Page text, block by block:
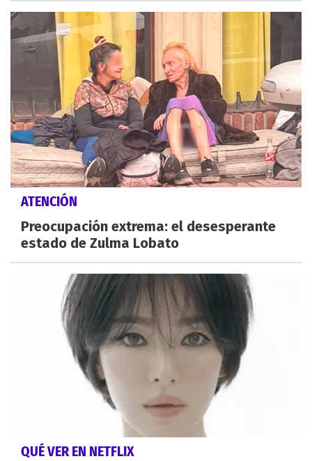
ATENCIÓN
Preocupación extrema: el desesperante
estado de Zulma Lobato
QUÉ VER EN NETFLIX